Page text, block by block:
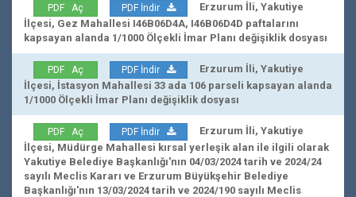
PDF Aç PDF İndir
Erzurum İli, Yakutiye
İlçesi, Gez Mahallesi I46B06D4A, I46B06D4D paftalarını
kapsayan alanda 1/1000 Ölçekli İmar Planı değişiklik dosyası
PDF Aç PDF İndir
Erzurum İli, Yakutiye
İlçesi, İstasyon Mahallesi 33 ada 106 parseli kapsayan alanda
1/1000 Ölçekli İmar Planı değişiklik dosyası
PDF Aç PDF İndir
Erzurum İli, Yakutiye
İlçesi, Müdürge Mahallesi kırsal yerleşik alan ile ilgili olarak
Yakutiye Belediye Başkanlığı'nın 04/03/2024 tarih ve 2024/24
sayılı Meclis Kararı ve Erzurum Büyükşehir Belediye
Başkanlığı'nın 13/03/2024 tarih ve 2024/190 sayılı Meclis